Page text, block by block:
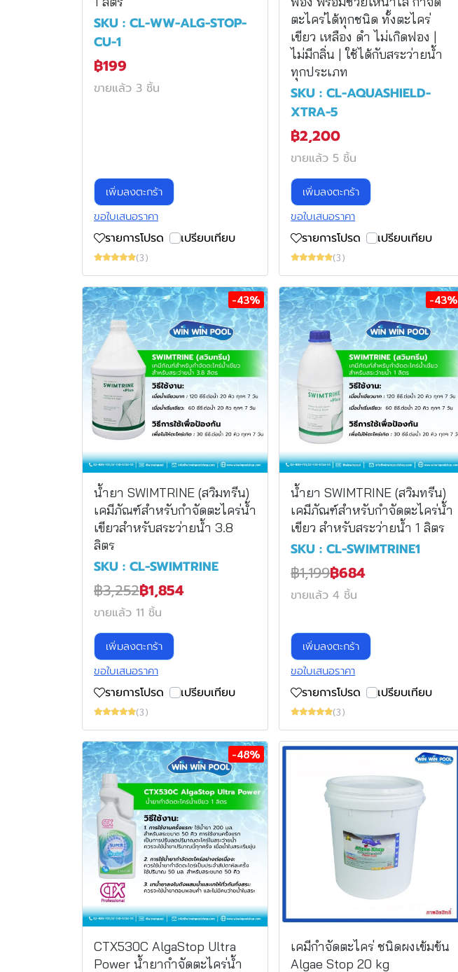
SKU : CL-WW-ALG-STOP-
CU-1
฿199
ขายแล้ว 3 ชิ้น
เพิ่มลงตะกร้า
ขอใบเสนอราคา
รายการโปรด เปรียบเทียบ
(3)
ตะไคร่ได้ทุกชนิด ทั้งตะไคร่
เขียว เหลือง ดำ ไม่เกิดฟอง |
ไม่มีกลิ่น | ใช้ได้กับสระว่ายน้ำ
ทุกประเภท
SKU : CL-AQUASHIELD-
XTRA-5
฿2,200
ขายแล้ว 5 ชิ้น
เพิ่มลงตะกร้า
ขอใบเสนอราคา
รายการโปรด เปรียบเทียบ
(3)
-43%
น้ำยา SWIMTRINE (สวิมทรีน)
เคมีภัณฑ์สำหรับกำจัดตะไคร่น้ำ
เขียวสำหรับสระว่ายน้ำ 3.8
ลิตร
SKU : CL-SWIMTRINE
฿3,252฿1,854
ขายแล้ว 11 ชิ้น
เพิ่มลงตะกร้า
ขอใบเสนอราคา
รายการโปรด เปรียบเทียบ
(3)
-43%
น้ำยา SWIMTRINE (สวิมทรีน)
เคมีภัณฑ์สำหรับกำจัดตะไคร่น้ำ
เขียว สำหรับสระว่ายน้ำ 1 ลิตร
SKU : CL-SWIMTRINE1
฿1,199฿684
ขายแล้ว 4 ชิ้น
เพิ่มลงตะกร้า
ขอใบเสนอราคา
รายการโปรด เปรียบเทียบ
(3)
-48%
CTX530C AlgaStop Ultra
Power น้ำยากำจัดตะไคร่น้ำ
เคมีกำจัดตะไคร่ ชนิดผงเข้มข้น
Algae Stop 20 kg